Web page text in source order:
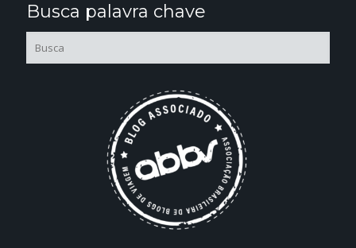
Busca palavra chave